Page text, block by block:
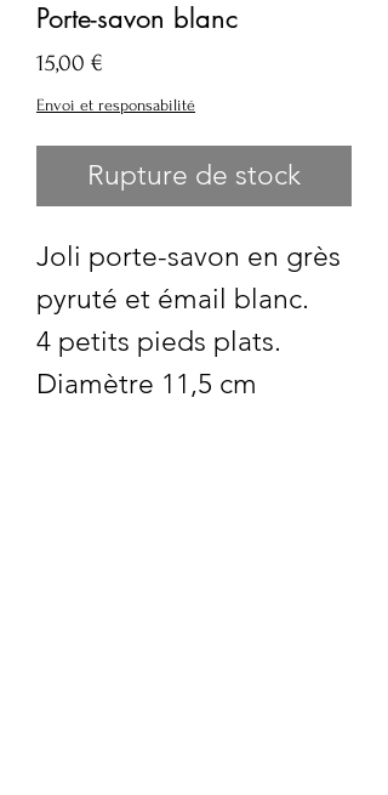
Porte-savon blanc
15,00 €
Envoi et responsabilité
Rupture de stock
Joli porte-savon en grès
pyruté et émail blanc.
4 petits pieds plats.
Diamètre 11,5 cm